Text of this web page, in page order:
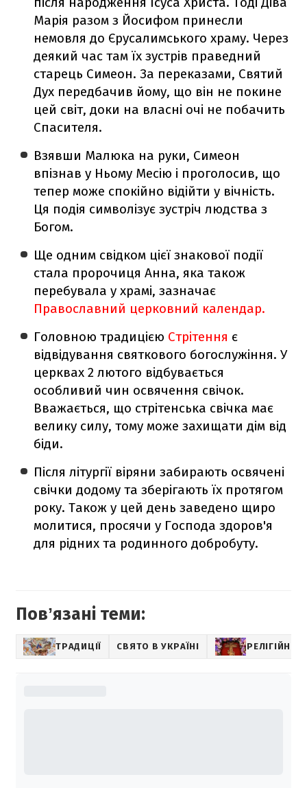
Марія разом з Йосифом принесли
немовля до Єрусалимського храму. Через
деякий час там їх зустрів праведний
старець Симеон. За переказами, Святий
Дух передбачив йому, що він не покине
цей світ, доки на власні очі не побачить
Спасителя.
Взявши Малюка на руки, Симеон
впізнав у Ньому Месію і проголосив, що
тепер може спокійно відійти у вічність.
Ця подія символізує зустріч людства з
Богом.
Ще одним свідком цієї знакової події
стала пророчиця Анна, яка також
перебувала у храмі, зазначає
Православний церковний календар.
Головною традицією Стрітення є
відвідування святкового богослужіння. У
церквах 2 лютого відбувається
особливий чин освячення свічок.
Вважається, що стрітенська свічка має
велику силу, тому може захищати дім від
біди.
Після літургії віряни забирають освячені
свічки додому та зберігають їх протягом
року. Також у цей день заведено щиро
молитися, просячи у Господа здоров'я
для рідних та родинного добробуту.
Повʼязані теми:
ТРАДИЦІЇ СВЯТО В УКРАЇНІ РЕЛІГІЙНІ